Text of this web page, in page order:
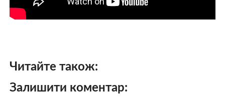
Читайте також:
Залишити коментар: